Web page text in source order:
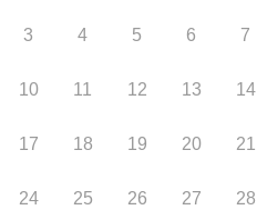
3 4 5 6 7
10 11 12 13 14
17 18 19 20 21
24 25 26 27 28